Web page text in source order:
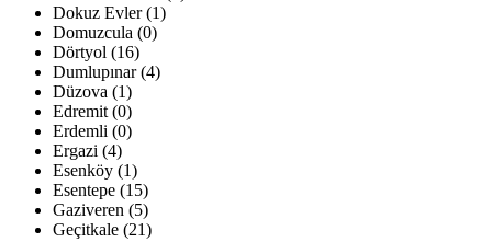
Dokuz Evler (1)
Domuzcula (0)
Dörtyol (16)
Dumlupınar (4)
Düzova (1)
Edremit (0)
Erdemli (0)
Ergazi (4)
Esenköy (1)
Esentepe (15)
Gaziveren (5)
Geçitkale (21)